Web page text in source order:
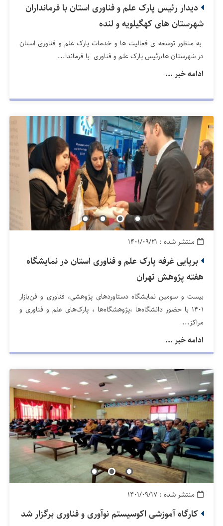
دیدار رئیس پارک علم و فناوری استان با فرمانداران
شهرستان های کهگیلویه و لنده
به منظور توسعه ی فعالیت ها و خدمات پارک علم و فناوری استان
در شهرستان ها،رئیس پارک علم و فناوری با فرماندا...
ادامه خبر ...
منتشر شده : ۱۴۰۱/۰۹/۲۱
برپایی غرفه پارک علم و فناوری استان در نمایشگاه
هفته پژوهش تهران
بیست و سومین نمایشگاه دستاوردهای پژوهشی، فناوری و فن‌بازار
1401 با حضور دانشگاه‌ها ،پژوهشگاه‌ها ، پارک‌های علم و فناوری و
مراکز...
ادامه خبر ...
منتشر شده : ۱۴۰۱/۰۹/۱۷
کارگاه آموزشی اکوسیستم نوآوری و فناوری برگزار شد